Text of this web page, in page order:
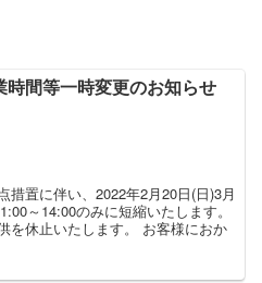
時間等一時変更のお知らせ
置に伴い、2022年2月20日(日)3月
～14:00のみに短縮いたします。
を休止いたします。 お客様におか